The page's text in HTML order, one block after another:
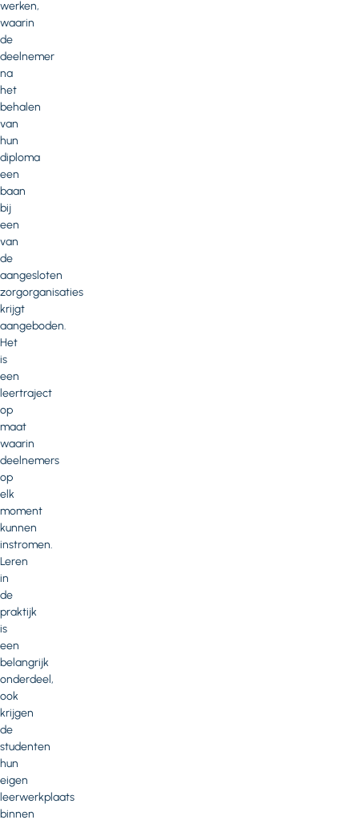
werken,
waarin
de
deelnemer
na
het
behalen
van
hun
diploma
een
baan
bij
een
van
de
aangesloten
zorgorganisaties
krijgt
aangeboden.
Het
is
een
leertraject
op
maat
waarin
deelnemers
op
elk
moment
kunnen
instromen.
Leren
in
de
praktijk
is
een
belangrijk
onderdeel,
ook
krijgen
de
studenten
hun
eigen
leerwerkplaats
binnen